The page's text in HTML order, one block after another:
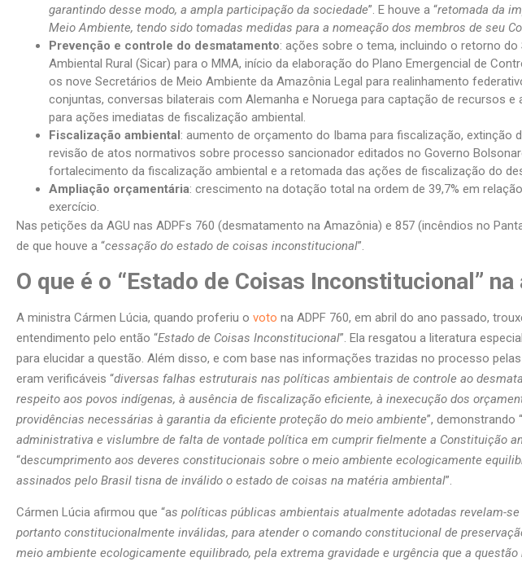
garantindo desse modo, a ampla participação da sociedade”. E houve a “retomada da
Meio Ambiente, tendo sido tomadas medidas para a nomeação dos membros de seu
Prevenção e controle do desmatamento: ações sobre o tema, incluindo o retorno
Ambiental Rural (Sicar) para o MMA, início da elaboração do Plano Emergencial de
os nove Secretários de Meio Ambiente da Amazônia Legal para realinhamento
conjuntas, conversas bilaterais com Alemanha e Noruega para captação de recursos e
para ações imediatas de fiscalização ambiental.
Fiscalização ambiental: aumento de orçamento do Ibama para fiscalização, extinção
revisão de atos normativos sobre processo sancionador editados no Governo
fortalecimento da fiscalização ambiental e a retomada das ações de fiscalização do
Ampliação orçamentária: crescimento na dotação total na ordem de 39,7% em
exercício.
Nas petições da AGU nas ADPFs 760 (desmatamento na Amazônia) e 857 (incêndios no
de que houve a “cessação do estado de coisas inconstitucional”.
O que é o “Estado de Coisas Inconstitucional”
A ministra Cármen Lúcia, quando proferiu o voto na ADPF 760, em abril do ano passado,
entendimento pelo então “Estado de Coisas Inconstitucional”. Ela resgatou a literatura
para elucidar a questão. Além disso, e com base nas informações trazidas no processo
eram verificáveis “diversas falhas estruturais nas políticas ambientais de controle ao
respeito aos povos indígenas, à ausência de fiscalização eficiente, à inexecução dos
providências necessárias à garantia da eficiente proteção do meio ambiente”, demonstrando “
administrativa e vislumbre de falta de vontade política em cumprir fielmente a Constituição
“descumprimento aos deveres constitucionais sobre o meio ambiente ecologicamente
assinados pelo Brasil tisna de inválido o estado de coisas na matéria ambiental”.
Cármen Lúcia afirmou que “as políticas públicas ambientais atualmente adotadas revelam-
portanto constitucionalmente inválidas, para atender o comando constitucional de
meio ambiente ecologicamente equilibrado, pela extrema gravidade e urgência que a questão